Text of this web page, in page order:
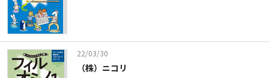
22/03/30
（株）ニコリ